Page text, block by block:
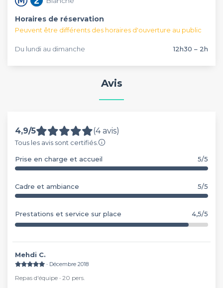
Horaires de réservation
Peuvent être différents des horaires d'ouverture au public
Du lundi au dimanche 12h30 – 2h
Avis
4,9/5 (4 avis)
Tous les avis sont certifiés.
Prise en charge et accueil 5/5
Cadre et ambiance 5/5
Prestations et service sur place 4,5/5
Mehdi C.
∙ Décembre 2018
Repas d'équipe ∙ 20 pers.